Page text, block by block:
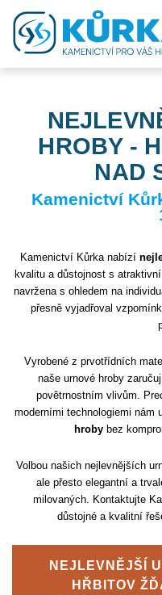
HROBY -
NAD
Kamenictví
Kamenictví Kůrka nabízí
kvalitu a důstojnost s
navržena s ohledem na
přesně vyjadřoval
Vyrobené z prvotřídních
naše urnové hroby
povětrnostním vlivům.
moderními technologiemi nám
hroby bez
Volbou našich nejlevnějších
ale přesto elegantní a
milovaných. Kontaktujte
důstojné a kvalitní
NEJLEVNĚJŠÍ
HŘBITOV